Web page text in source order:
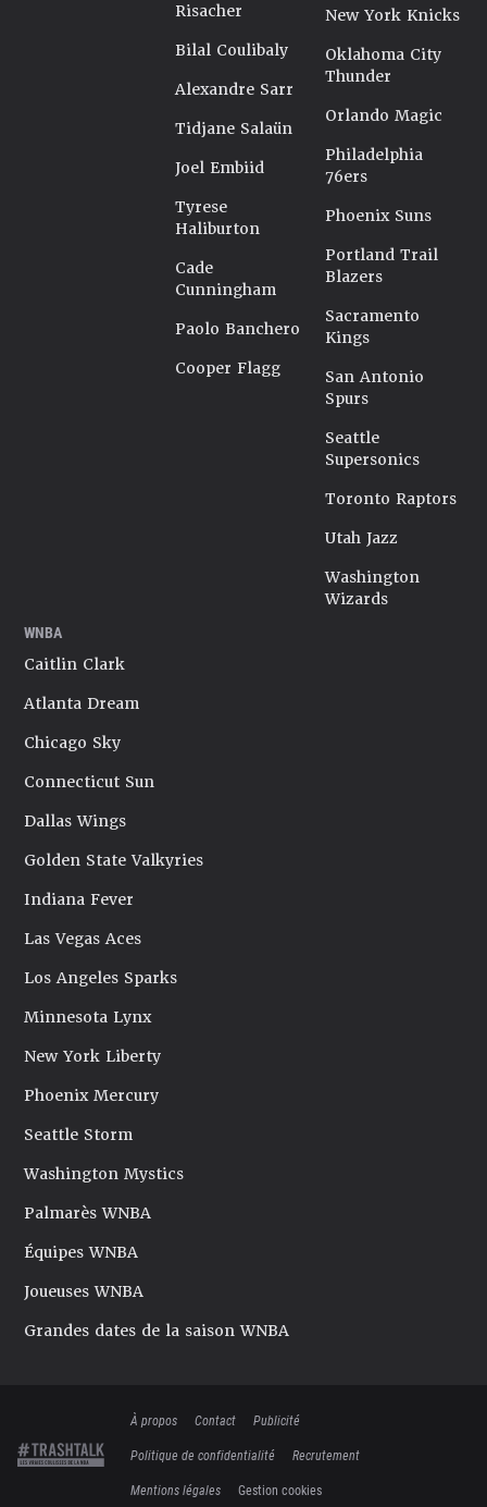
Risacher
Bilal Coulibaly
Alexandre Sarr
Tidjane Salaün
Joel Embiid
Tyrese
Haliburton
Cade
Cunningham
Paolo Banchero
Cooper Flagg
New York Knicks
Oklahoma City
Thunder
Orlando Magic
Philadelphia
76ers
Phoenix Suns
Portland Trail
Blazers
Sacramento
Kings
San Antonio
Spurs
Seattle
Supersonics
Toronto Raptors
Utah Jazz
Washington
Wizards
WNBA
Caitlin Clark
Atlanta Dream
Chicago Sky
Connecticut Sun
Dallas Wings
Golden State Valkyries
Indiana Fever
Las Vegas Aces
Los Angeles Sparks
Minnesota Lynx
New York Liberty
Phoenix Mercury
Seattle Storm
Washington Mystics
Palmarès WNBA
Équipes WNBA
Joueuses WNBA
Grandes dates de la saison WNBA
À propos Contact
Publicité
Politique de confidentialité
Recrutement
Mentions légales
Gestion cookies